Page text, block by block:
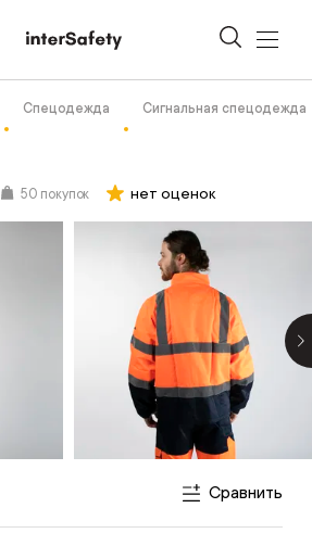
Спецодежда Сигнальная спецодежда
50 покупок нет оценок
Сравнить